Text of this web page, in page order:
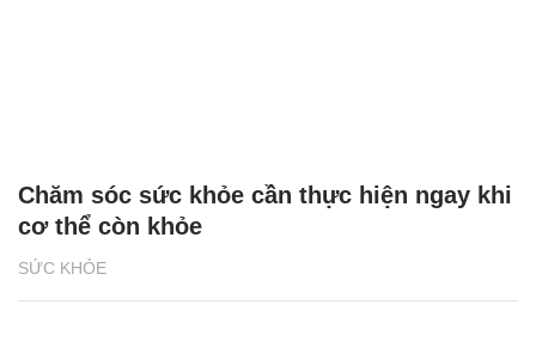
SỨC KHỎE
Chăm sóc sức khỏe cần thực hiện ngay khi
cơ thể còn khỏe